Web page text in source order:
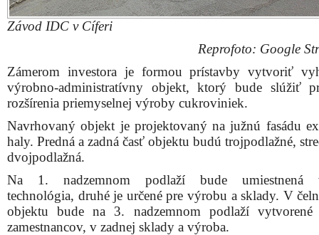
Závod IDC v Cíferi
Reprofoto: Google
Zámerom investora je formou prístavby vytvoriť
výrobno-administratívny objekt, ktorý bude slúžiť
rozšírenia priemyselnej výroby cukroviniek.
Navrhovaný objekt je projektovaný na južnú fasádu
haly. Predná a zadná časť objektu budú trojpodlažné,
dvojpodlažná.
Na 1. nadzemnom podlaží bude umiestnená
technológia, druhé je určené pre výrobu a sklady. V
objektu bude na 3. nadzemnom podlaží vytvorené
zamestnancov, v zadnej sklady a výroba.